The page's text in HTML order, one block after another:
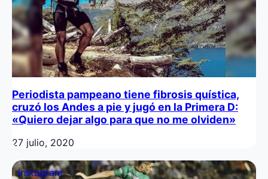
Periodista pampeano tiene fibrosis quística,
cruzó los Andes a pie y jugó en la Primera D:
«Quiero dejar algo para que no me olviden»
27 julio, 2020
Instagram